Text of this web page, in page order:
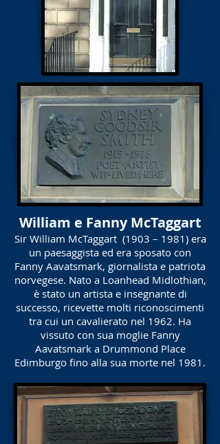
William e Fanny McTaggart
Sir William McTaggart (1903 – 1981) era
un paesaggista ed era sposato con
Fanny Aavatsmark, giornalista e patriota
norvegese. Nato a Loanhead Midlothian,
è stato un artista e insegnante di
successo, ricevette molti riconoscimenti
tra cui un cavalierato nel 1962. Ha
vissuto con sua moglie Fanny
Aavatsmark a Drummond Place
Edimburgo fino alla sua morte nel 1981.